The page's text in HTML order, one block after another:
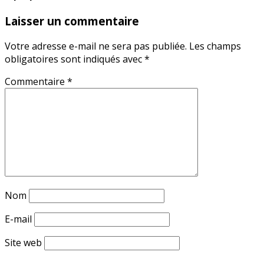
Laisser un commentaire
Votre adresse e-mail ne sera pas publiée. Les champs
obligatoires sont indiqués avec*
Commentaire *
Nom
E-mail
Site web